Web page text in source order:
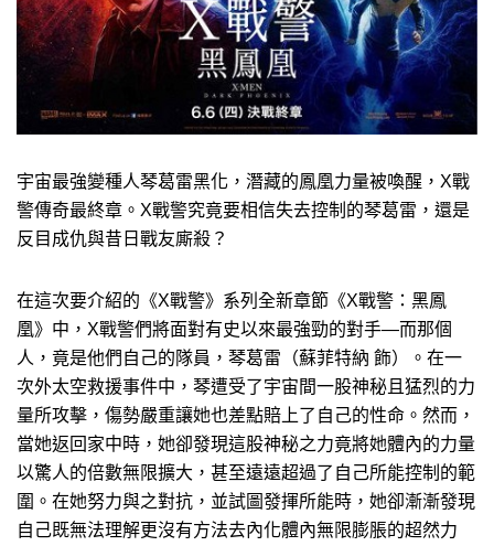
宇宙最強變種人琴葛雷黑化，潛藏的鳳凰力量被喚醒，X戰
警傳奇最終章。X戰警究竟要相信失去控制的琴葛雷，還是
反目成仇與昔日戰友廝殺？
在這次要介紹的《X戰警》系列全新章節《X戰警：黑鳳
凰》中，X戰警們將面對有史以來最強勁的對手—而那個
人，竟是他們自己的隊員，琴葛雷（蘇菲特納 飾）。在一
次外太空救援事件中，琴遭受了宇宙間一股神秘且猛烈的力
量所攻擊，傷勢嚴重讓她也差點賠上了自己的性命。然而，
當她返回家中時，她卻發現這股神秘之力竟將她體內的力量
以驚人的倍數無限擴大，甚至遠遠超過了自己所能控制的範
圍。在她努力與之對抗，並試圖發揮所能時，她卻漸漸發現
自己既無法理解更沒有方法去內化體內無限膨脹的超然力